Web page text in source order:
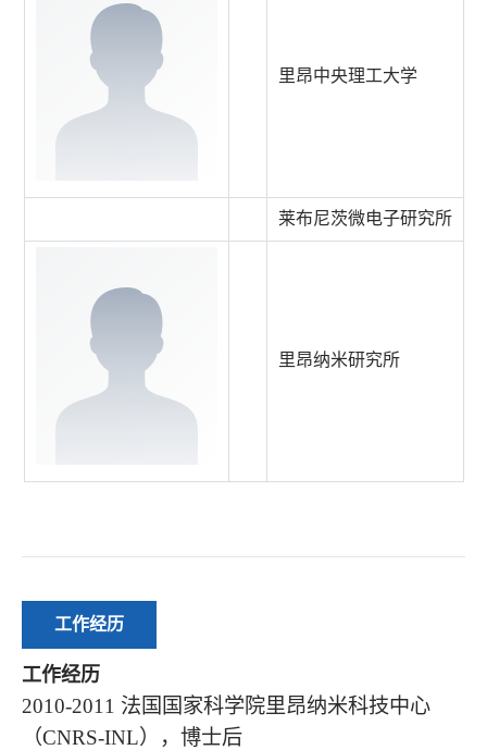
里昂中央理工大学
莱布尼茨微电子研究所
里昂纳米研究所
工作经历
工作经历
2010-2011 法国国家科学院里昂纳米科技中心
（CNRS-INL），博士后